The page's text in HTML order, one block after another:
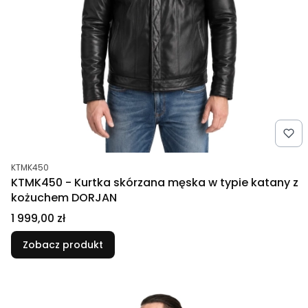
Kod produktu
KTMK450
KTMK450 - Kurtka skórzana męska w typie katany z
kożuchem DORJAN
Cena
1 999,00 zł
Zobacz produkt